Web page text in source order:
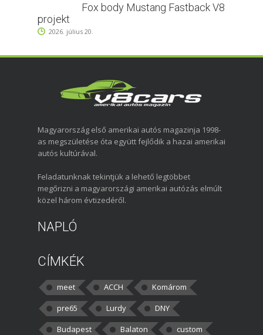
Fox body Mustang Fastback V8
projekt
2026. július 20.
Magyarország első amerikai autós magazinja 1998-
as megszületése óta együtt fejlődik a hazai amerikai
autós kultúrával.
Feladatunknak tekintjük a lehető legtöbbet
megőrizni a magyarországi amerikai autózás elmúlt
közel három évtizedéről.
NAPLÓ
CÍMKÉK
meet ACCH
Komárom
pre65
Lurdy
DNY
Budapest
Balaton
custom